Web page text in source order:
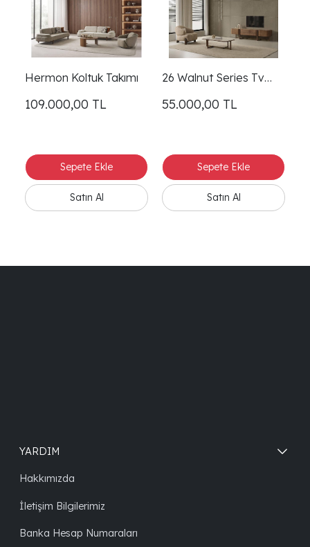
Hermon Koltuk Takımı
109.000,00 TL
26 Walnut Series Tv
55.000,00 TL
YARDIM
Hakkımızda
İletişim Bilgilerimiz
Banka Hesap Numaraları